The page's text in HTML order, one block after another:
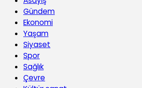
Gündem
Ekonomi
Yaşam
Siyaset
Spor
Sağlık
Çevre